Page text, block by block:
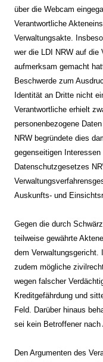
über die Webcam
Verantwortliche
Verwaltungsakte.
wer die LDI NRW auf die
aufmerksam gemacht
Beschwerde zum
Identität an Dritte nicht
Verantwortliche erhielt
personenbezogene
NRW begründete dies
gegenseitigen
Datenschutzgesetzes
Auskunfts- und
Gegen die durch
teilweise gewährte
dem Verwaltungsgericht.
zudem mögliche
wegen falscher
Kreditgefährdung und
Feld. Darüber hinaus
sei kein Betroffener nach
Den Argumenten des